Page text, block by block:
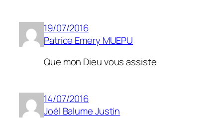
19/07/2016
Patrice Emery MUEPU
Que mon Dieu vous assiste
14/07/2016
Joël Balume Justin